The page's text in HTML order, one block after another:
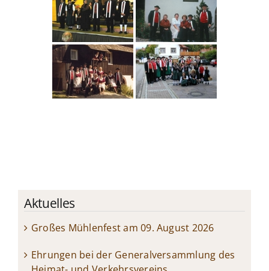
Aktuelles
Großes Mühlenfest am 09. August 2026
Ehrungen bei der Generalversammlung des